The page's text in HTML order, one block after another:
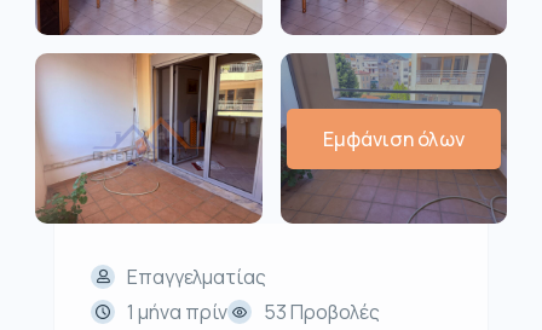
Εμφάνιση όλων
Επαγγελματίας
1 μήνα πρίν
53 Προβολές